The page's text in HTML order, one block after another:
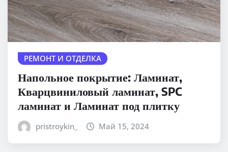
РЕМОНТ И ОТДЕЛКА
Напольное покрытие: Ламинат,
Кварцвиниловый ламинат, SPC
ламинат и Ламинат под плитку
pristroykin_ Май 15, 2024